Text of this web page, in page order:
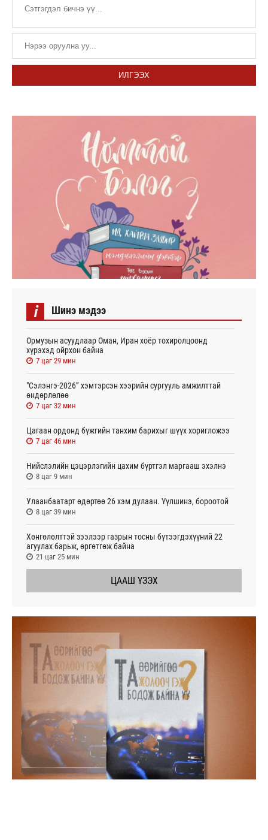
ИЛГЭЭХ
i Шинэ мэдээ
Ормузын асуудлаар Оман, Иран хоёр тохиролцоонд
хүрэхэд ойрхон байна
7 цаг 29 мин
"Сэлэнгэ-2026” хэмтэрсэн хээрийн сургууль амжилттай
өндөрлөлөө
7 цаг 32 мин
Цагаан ордонд бүжгийн танхим барихыг шүүх хоригложээ
7 цаг 46 мин
Нийслэлийн цэцэрлэгийн цахим бүртгэл маргааш эхэлнэ
8 цаг 9 мин
Улаанбаатарт өдөртөө 26 хэм дулаан. Үүлшинэ, бороотой
8 цаг 39 мин
Хөнгөлөлттэй зээлээр газрын тосны бүтээгдэхүүний 22
агуулах барьж, өргөтгөж байна
21 цаг 25 мин
ЦААШ ҮЗЭХ